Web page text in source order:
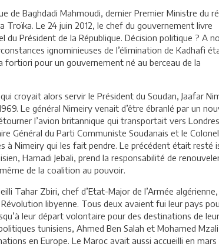
de Baghdadi Mahmoudi, dernier Premier Ministre du
Le 24 juin 2012, le chef du gouvernement livre
Président de la République. Décision politique ? A
ignominieuses de l’élimination de Kadhafi
pour un gouvernement né au berceau de la
croyait alors servir le Président du Soudan, Jaafar
Le général Nimeiry venait d’être ébranlé par un
l’avion britannique qui transportait vers
Général du Parti Communiste Soudanais et le Colonel
à Nimeiry qui les fait pendre. Le précédent était resté
Hamadi Jebali, prend la responsabilité de
de la coalition au pouvoir.
Tahar Zbiri, chef d’Etat-Major de l’Armée
libyenne. Tous deux avaient fui leur pays
leur départ volontaire pour des destinations de leur
tunisiens, Ahmed Ben Salah et Mohamed
en Europe. Le Maroc avait aussi accueilli en mars